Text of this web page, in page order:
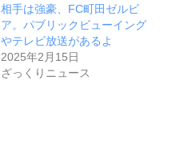
相手は強豪、FC町田ゼルビ
ア。パブリックビューイング
やテレビ放送があるよ
2025年2月15日
ざっくりニュース